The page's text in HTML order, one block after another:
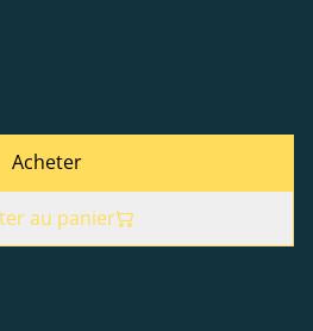
Acheter
au panier